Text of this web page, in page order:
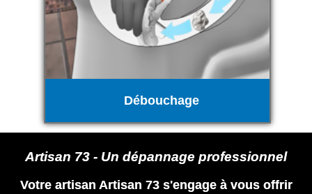
Débouchage
Artisan 73 - Un dépannage professionnel
Votre artisan Artisan 73 s'engage à vous offrir